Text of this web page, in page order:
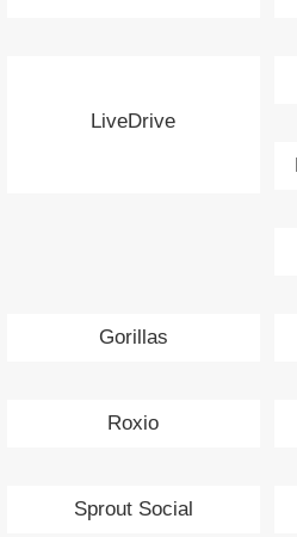
LiveDrive
Gorillas
Roxio
Sprout Social